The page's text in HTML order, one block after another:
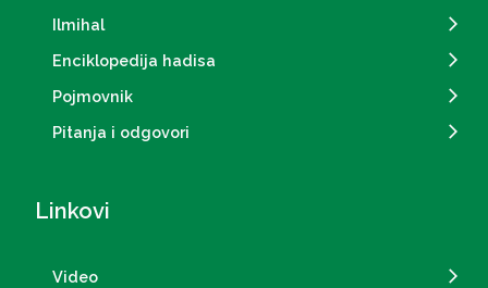
Ilmihal
Enciklopedija hadisa
Pojmovnik
Pitanja i odgovori
Linkovi
Video